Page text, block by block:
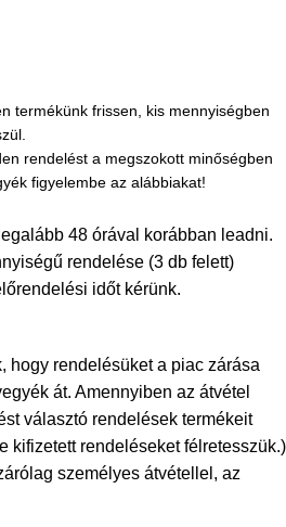
termékünk frissen, kis mennyiségben
rendelést a megszokott minőségben
figyelembe az alábbiakat!
48 órával korábban leadni.
rendelése (3 db felett)
időt kérünk.
hogy rendelésüket a piac zárása
át. Amennyiben az átvétel
választó rendelések termékeit
kifizetett rendeléseket félretesszük.)
személyes átvétellel, az